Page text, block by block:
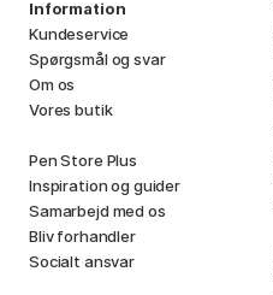
Information
Kundeservice
Spørgsmål og svar
Om os
Vores butik
Pen Store Plus
Inspiration og guider
Samarbejd med os
Bliv forhandler
Socialt ansvar